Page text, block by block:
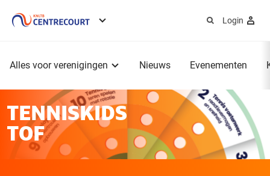
Login
Alles voor verenigingen Nieuws Evenementen
TENNISKIDS
TOF